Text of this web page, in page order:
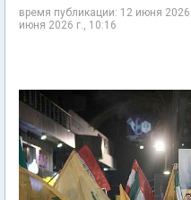
время публикации: 12 июня
июня 2026 г., 10:16